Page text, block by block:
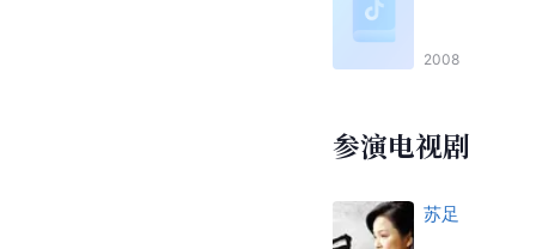
2008
参演电视剧
苏足